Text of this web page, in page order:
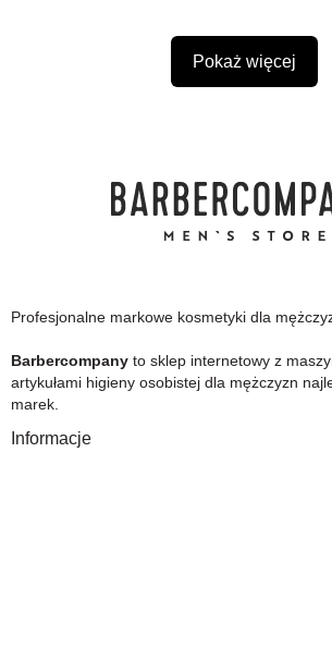
Pokaż więcej
Profesjonalne markowe kosmetyki dla
Barbercompany to sklep internetowy z
artykułami higieny osobistej dla mężczyzn
marek.
Informacje